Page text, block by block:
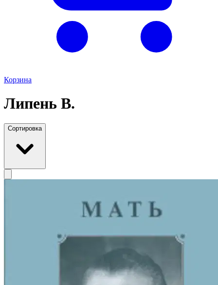
Корзина
Липень В.
Сортировка